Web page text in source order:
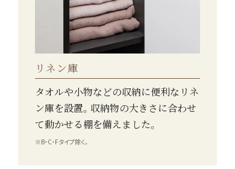
リネン庫
タオルや小物などの収納に便利なリネ
ン庫を設置。収納物の大きさに合わせ
て動かせる棚を備えました。
※B・C・Fタイプ除く。